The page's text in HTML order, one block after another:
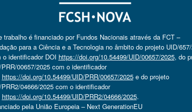
trabalho é financiado por Fundos Nacionais através da FCT –
para a Ciência e a Tecnologia no âmbito do projeto UID/
o identificador DOI https://doi.org/10.54499/UID/00657/2025, do
PRR/00657/2025 com o identificador
https://doi.org/10.54499/UID/PRR/00657/2025e do projeto
PRR2/04666/2025 com o identificador
https://doi.org/10.54499/UID/PRR2/04666/2025.
pela União Europeia – Next GenerationEU